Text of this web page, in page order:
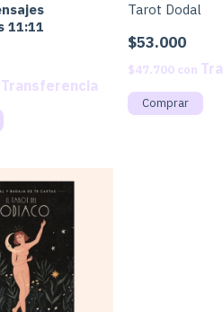
11:11
Tarot Dodal
$53.000
$47.700 con